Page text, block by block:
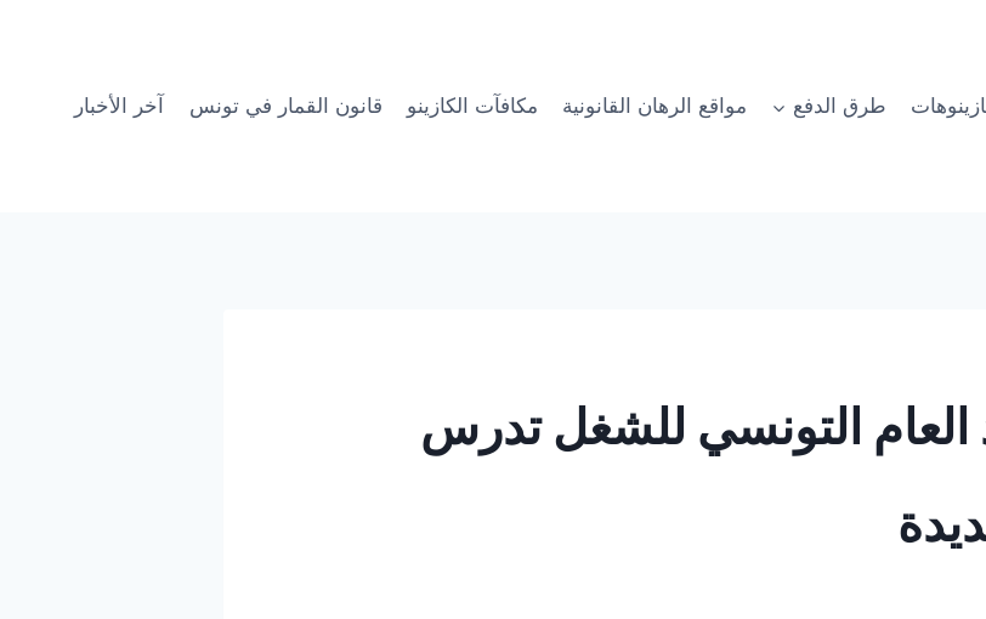
طرق الدفع مواقع الرهان القانونية مكافآت الكازينو قانون القمار في تونس آخر الأخبار
العام التونسي للشغل تدرس